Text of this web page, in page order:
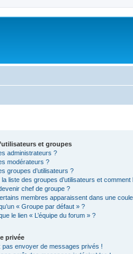
et groupes
administrateurs ?
modérateurs ?
groupes d’utilisateurs ?
liste des groupes d’utilisateurs et comment
chef de groupe ?
membres apparaissent dans une
« Groupe par défaut » ?
le lien « L’équipe du forum » ?
privée
pas envoyer de messages privés !